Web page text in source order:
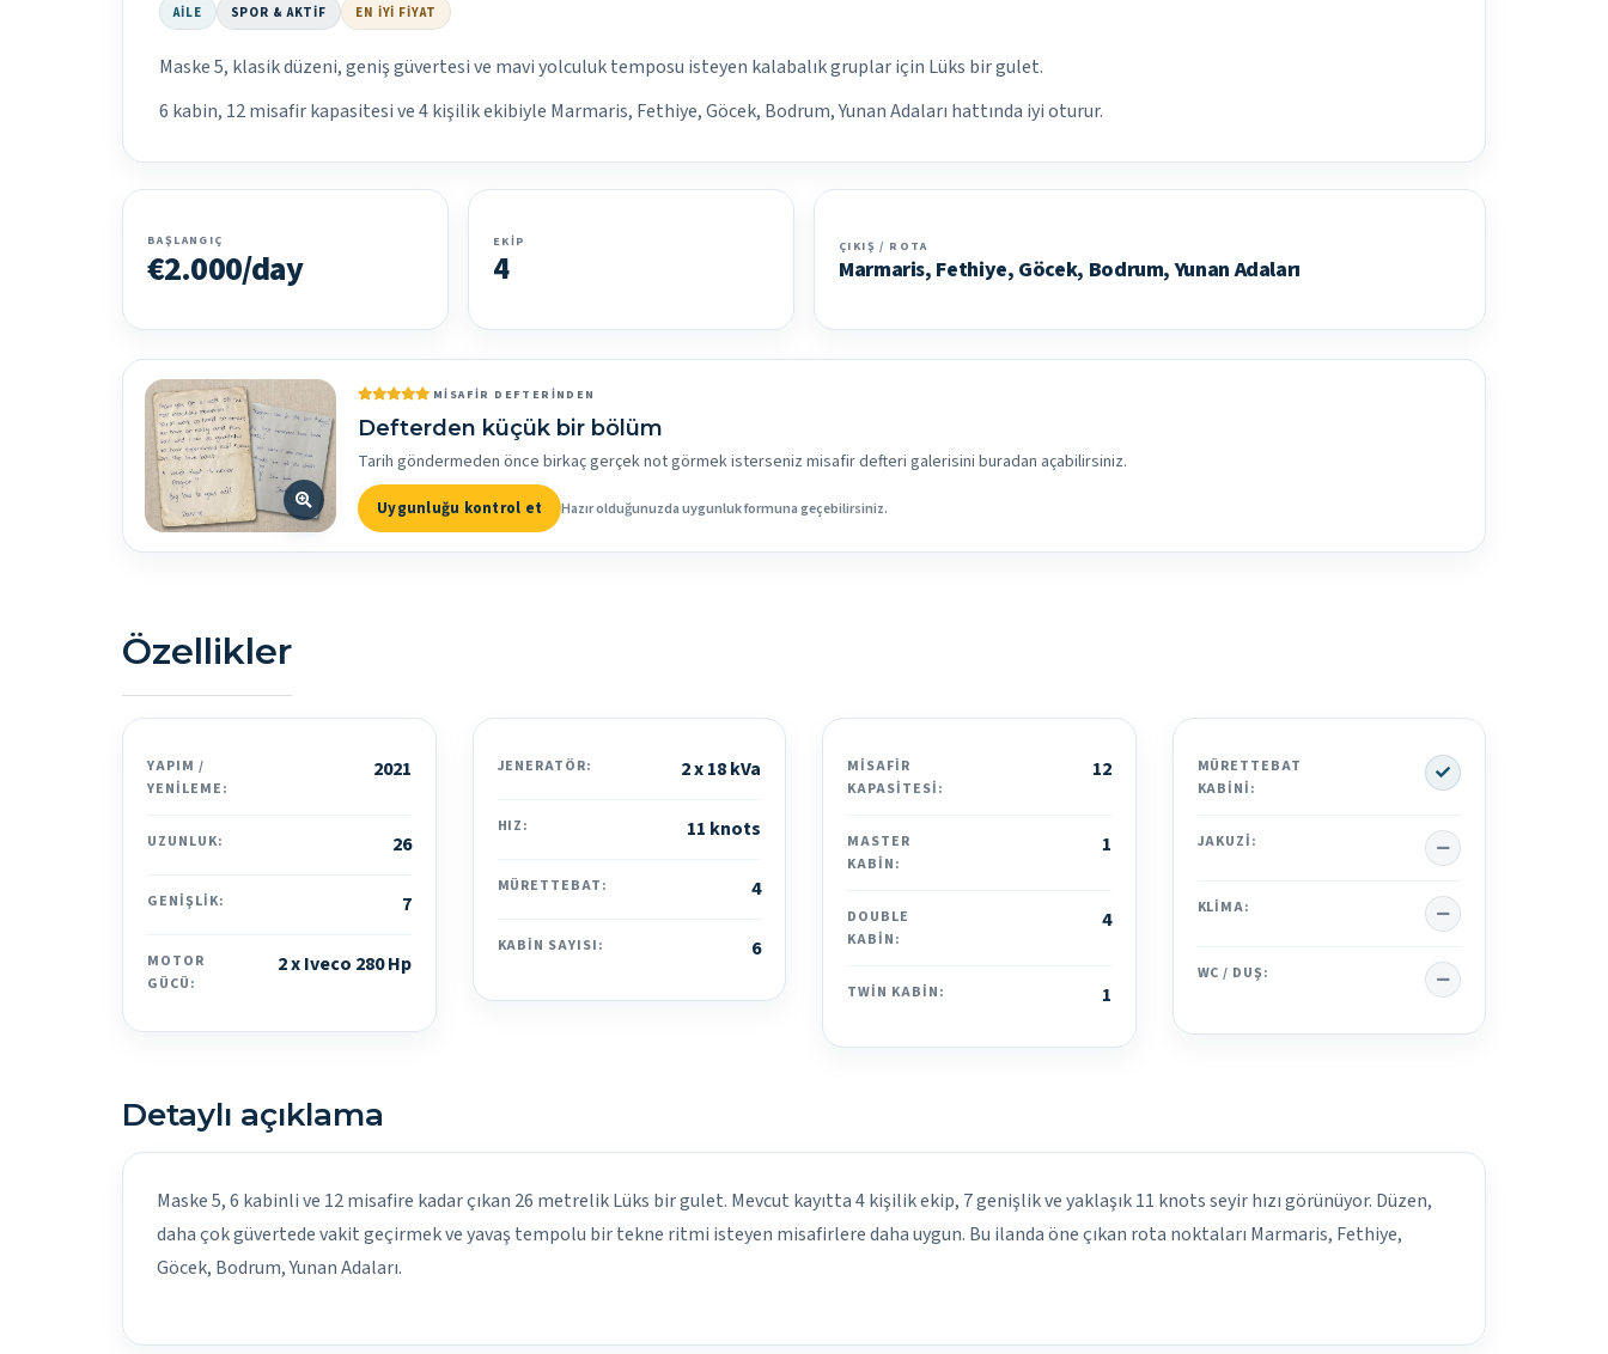
AILE SPOR & AKTIF EN İYI FIYAT
Maske 5, klasik düzeni, geniş güvertesi ve mavi yolculuk temposu isteyen kalabalık gruplar için Lüks bir gulet.
6 kabin, 12 misafir kapasitesi ve 4 kişilik ekibiyle Marmaris, Fethiye, Göcek, Bodrum, Yunan Adaları hattında iyi oturur.
BAŞLANGIÇ
€2.000/day
EKIP
4
ÇIKIŞ / ROTA
Marmaris, Fethiye, Göcek, Bodrum, Yunan Adaları
MISAFIR DEFTERINDEN
Defterden küçük bir bölüm
Tarih göndermeden önce birkaç gerçek not görmek isterseniz misafir defteri galerisini buradan açabilirsiniz.
Uygunluğu kontrol et Hazır olduğunuzda uygunluk formuna geçebilirsiniz.
Özellikler
YAPIM /
YENILEME:
2021
UZUNLUK: 26
GENIŞLIK: 7
MOTOR
GÜCÜ:
2 x Iveco 280 Hp
JENERATÖR: 2 x 18 kVa
HIZ: 11 knots
MÜRETTEBAT: 4
KABIN SAYISI: 6
MISAFIR
KAPASITESI:
12
MASTER
KABIN:
1
DOUBLE
KABIN:
4
TWIN KABIN: 1
MÜRETTEBAT
KABINI:
Yes
JAKUZI: No
KLIMA: No
WC / DUŞ: No
Detaylı açıklama
Maske 5, 6 kabinli ve 12 misafire kadar çıkan 26 metrelik Lüks bir gulet. Mevcut kayıtta 4 kişilik ekip, 7 genişlik ve yaklaşık 11 knots seyir hızı görünüyor. Düzen,
daha çok güvertede vakit geçirmek ve yavaş tempolu bir tekne ritmi isteyen misafirlere daha uygun. Bu ilanda öne çıkan rota noktaları Marmaris, Fethiye,
Göcek, Bodrum, Yunan Adaları.